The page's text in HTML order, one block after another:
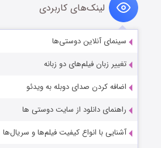
لینک‌های کاربردی
سینمای آنلاین دوستی‌ها
تغییر زبان فیلم‌های دو زبانه
اضافه کردن صدای دوبله به ویدئو
راهنمای دانلود از سایت دوستی ها
آشنایی با انواع کیفیت فیلم‌ها و سریال‌ها